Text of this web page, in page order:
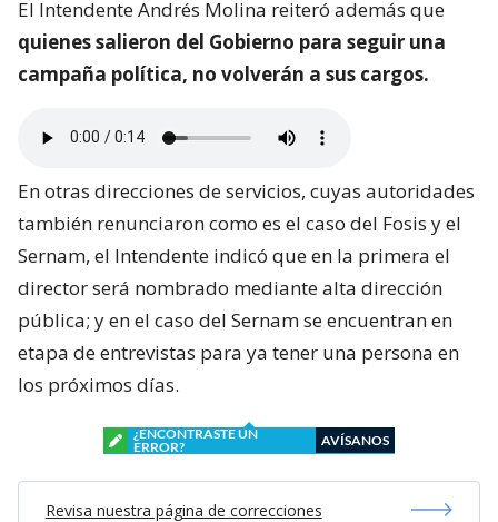
El Intendente Andrés Molina reiteró además que
quienes salieron del Gobierno para seguir una
campaña política, no volverán a sus cargos.
En otras direcciones de servicios, cuyas autoridades
también renunciaron como es el caso del Fosis y el
Sernam, el Intendente indicó que en la primera el
director será nombrado mediante alta dirección
pública; y en el caso del Sernam se encuentran en
etapa de entrevistas para ya tener una persona en
los próximos días.
¿ENCONTRASTE UN
ERROR?
AVÍSANOS
Revisa nuestra página de correcciones